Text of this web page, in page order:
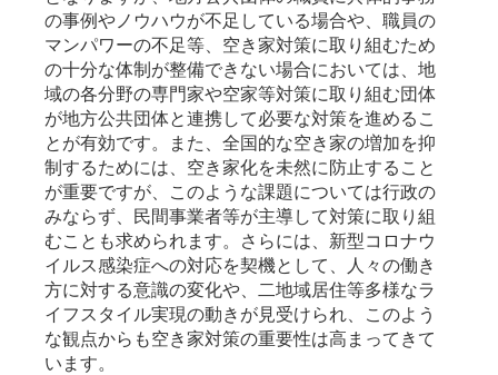
の事例やノウハウが不足している場合や、職員の
マンパワーの不足等、空き家対策に取り組むため
の十分な体制が整備できない場合においては、地
域の各分野の専門家や空家等対策に取り組む団体
が地方公共団体と連携して必要な対策を進めるこ
とが有効です。また、全国的な空き家の増加を抑
制するためには、空き家化を未然に防止すること
が重要ですが、このような課題については行政の
みならず、民間事業者等が主導して対策に取り組
むことも求められます。さらには、新型コロナウ
イルス感染症への対応を契機として、人々の働き
方に対する意識の変化や、二地域居住等多様なラ
イフスタイル実現の動きが見受けられ、このよう
な観点からも空き家対策の重要性は高まってきて
います。